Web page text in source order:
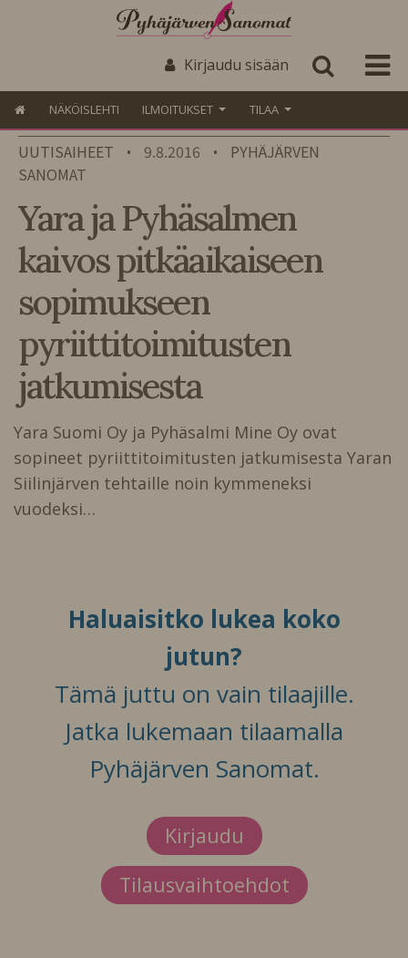
Kirjaudu sisään
NÄKÖISLEHTI ILMOITUKSET TILAA
UUTISAIHEET • 9.8.2016 •
PYHÄJÄRVEN
SANOMAT
Yara ja Pyhäsalmen
kaivos pitkäaikaiseen
sopimukseen
pyriittitoimitusten
jatkumisesta
Yara Suomi Oy ja Pyhäsalmi Mine Oy ovat
sopineet pyriittitoimitusten jatkumisesta Yaran
Siilinjärven tehtaille noin kymmeneksi
vuodeksi…
Haluaisitko lukea koko
jutun?
Tämä juttu on vain tilaajille.
Jatka lukemaan tilaamalla
Pyhäjärven Sanomat.
Kirjaudu
Tilausvaihtoehdot